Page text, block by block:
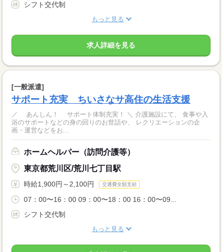
シフト交代制
もっと見る
求人詳細を見る
[一般派遣]
サポート充実 ちいさなサ高住の生活支援
／ あんしん！ サポート体制充実！ ＼ 介護施設にて、 食事や入
浴のサポートなどの身の回りのお世話や、 レクリエーションの企
画・運営などをお...
ホームヘルパー（訪問介護等）
東京都荒川区/荒川七丁目駅
時給1,900円～2,100円 交通費全額支給
07：00〜16：00 09：00〜18：00 16：00〜09...
シフト交代制
もっと見る